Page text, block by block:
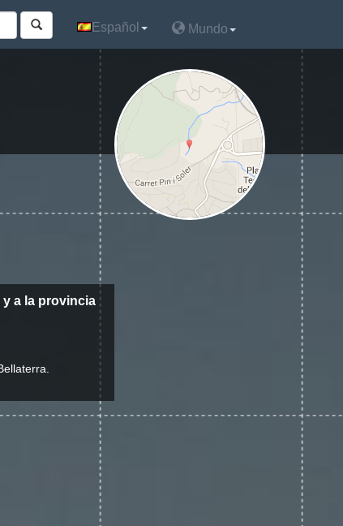
Español Mundo
y a la provincia
Español Mundo